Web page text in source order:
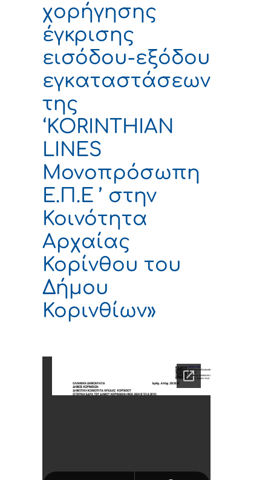
χορήγησης
έγκρισης
εισόδου-εξόδου
εγκαταστάσεων
της
‘KORINTHIAN
LINES
Μονoπρόσωπη
Ε.Π.Ε ’ στην
Κοινότητα
Αρχαίας
Κορίνθου του
Δήμου
Κορινθίων»